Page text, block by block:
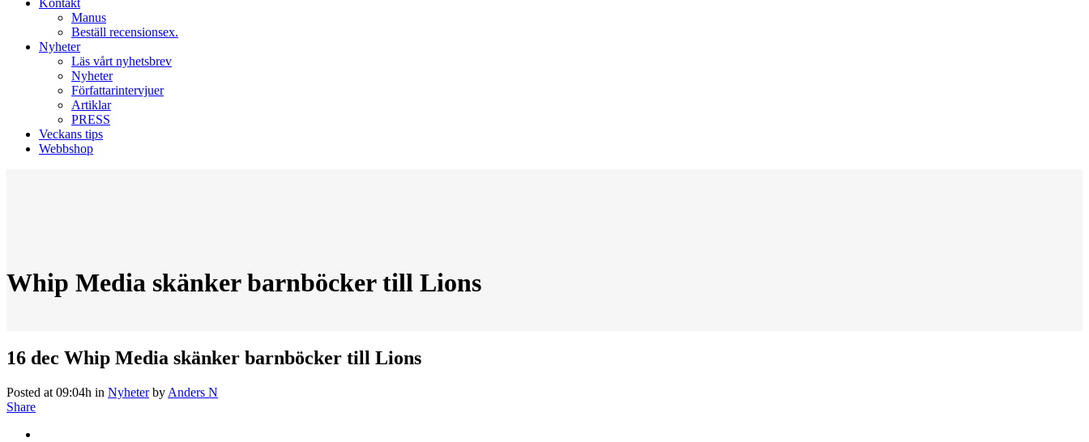
Kontakt
Manus
Beställ recensionsex.
Nyheter
Läs vårt nyhetsbrev
Nyheter
Författarintervjuer
Artiklar
PRESS
Veckans tips
Webbshop
Whip Media skänker barnböcker till Lions
16 dec Whip Media skänker barnböcker till Lions
Posted at 09:04h in Nyheter by Anders N
Share